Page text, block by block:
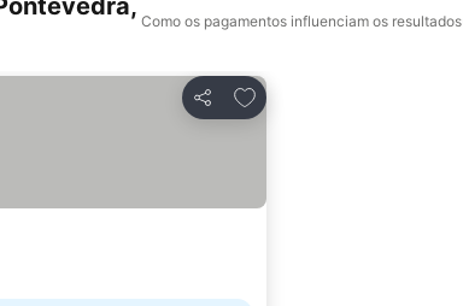
Como os pagamentos influenciam os resultados
Partilhar
Adicionar aos favoritos